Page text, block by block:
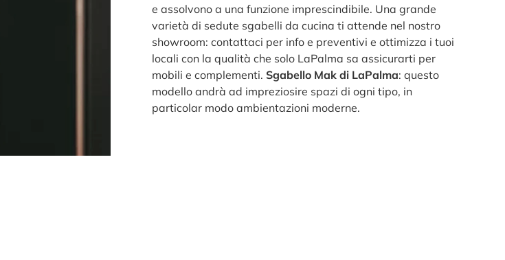
e assolvono a una funzione imprescindibile. Una grande
varietà di sedute sgabelli da cucina ti attende nel nostro
showroom: contattaci per info e preventivi e ottimizza i tuoi
locali con la qualità che solo LaPalma sa assicurarti per
mobili e complementi. Sgabello Mak di LaPalma: questo
modello andrà ad impreziosire spazi di ogni tipo, in
particolar modo ambientazioni moderne.